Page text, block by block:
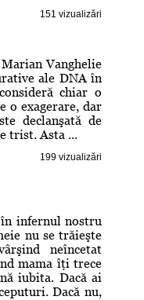
151 vizualizări
Vanghelie
ale DNA în
chiar o
o exagerare, dar
declanşată de
trist. Asta ...
199 vizualizări
în infernul nostru
nu se trăieşte
neîncetat
mama îţi trece
iubita. Dacă ai
Dacă nu,